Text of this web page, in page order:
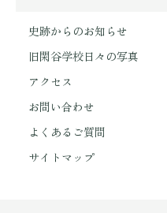
史跡からのお知らせ
旧閑谷学校日々の写真
アクセス
お問い合わせ
よくあるご質問
サイトマップ